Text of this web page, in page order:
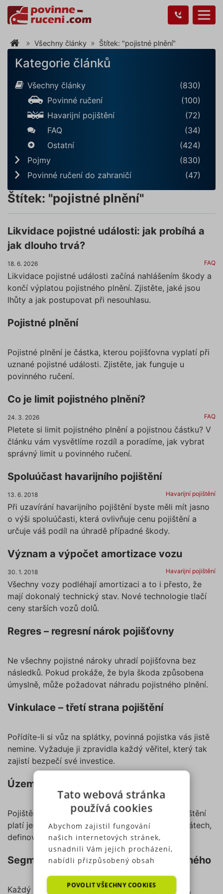
Všechny články Štítek: "pojistné plnění"
Kategorie článků
Všechny články
(830)
Povinné ručení
(100)
Havarijní pojištění
(72)
FAQ
(34)
Ostatní
(424)
Pojmy
(830)
Povinné ručení do zahraničí
(47)
Štítek: "pojistné plnění"
Likvidace pojistné události: jak probíhá a
jak dlouho trvá?
18. 6. 2026 FAQ
Likvidace pojistné události začíná nahlášením škody a
končí výplatou pojistného plnění. Zjistěte, jaké jsou
lhůty a jak postupovat při nesouhlasu.
Pojistné plnění
Pojistné plnění je částka, kterou pojišťovna vyplatí při
uznané pojistné události. Zjistěte, jak funguje u
povinného ručení.
Co je limit pojistného plnění?
24. 3. 2026 FAQ
Pletete si limit pojistného plnění a pojistnou částku? V
článku vám vysvětlíme rozdíl a poradíme, jak vybrat
správný limit u povinného ručení.
Spoluúčast havarijního pojištění
13. 6. 2018 Havarijní pojištění
Při uzavírání havarijního pojištění byste měli mít jasno
o výši spoluúčasti, která ovlivňuje cenu pojištění a
určuje váš podíl na úhradě případné škody.
Význam a výpočet amortizace vozu
30. 1. 2018 Havarijní pojištění
Všechny vozy podléhají amortizaci a to i přesto, že
mají dokonalý technický stav. Nové technologie tlačí
ceny starších vozů dolů.
Regres – regresní nárok pojišťovny
Ne všechny pojistné nároky uhradí pojišťovna bez
následků. Pokud prokáže, že byla škoda způsobena
úmyslně, může požadovat náhradu pojistného plnění.
Vinkulace – třetí strana pojištění
Pořídíte-li si vůz na splátky, povinná pojistka vás jistě
nemine. Vyžaduje ji zpravidla každý věřitel, který tak
zajistí bezpečí své investice.
Územní platnost
Pojištění vozu, cestovní pojištění a havarijní pojištění
platí jen na konrétních místech a v konrétních státech,
definovaných už při podpisu smlouvy.
Segmentace – způsob výpočtu pojistného
Každý pojistník platí jinou výši povinného ručení,
Tato webová stránka
používá cookies
Abychom zajistil fungování
našich internetových stránek,
usnadnili Vám jejich procházení,
nabídli přizpůsobený obsah
analyzovat návštěvnost,
POVOLIT VŠECHNY COOKIES